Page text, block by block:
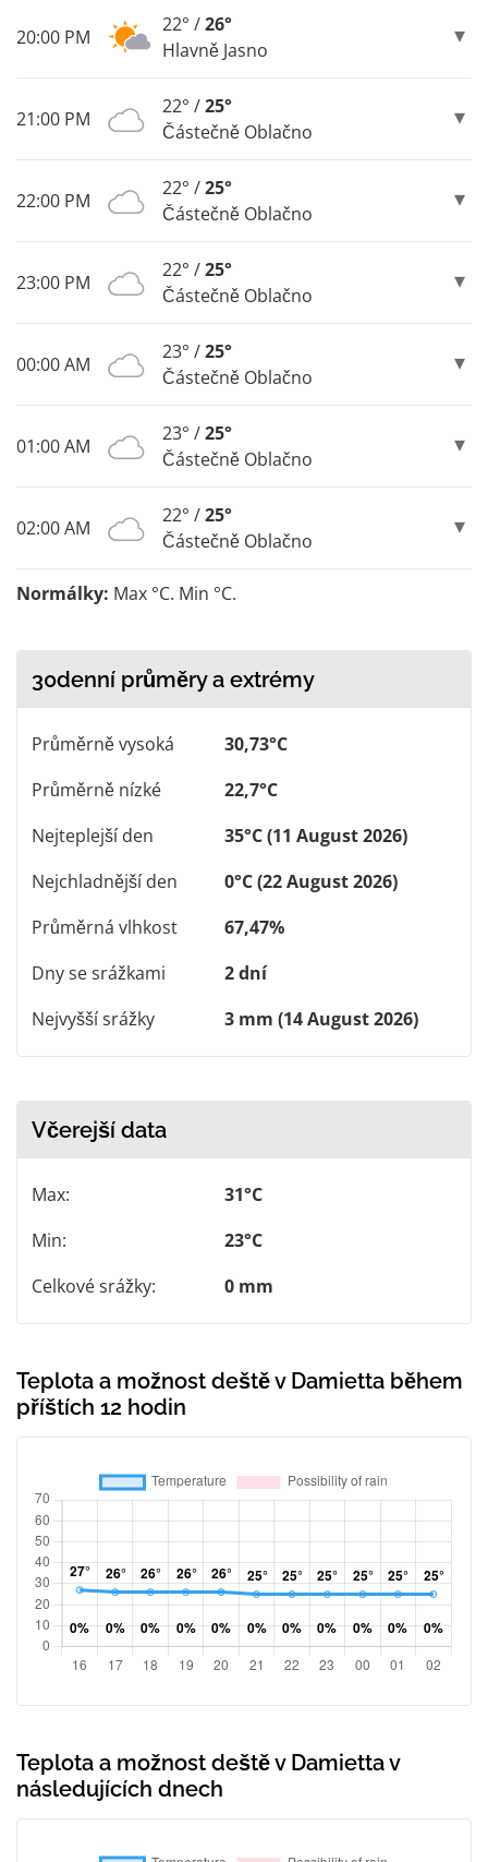
20:00 PM
22° /26°
Hlavně Jasno
21:00 PM
22° /25°
Částečně Oblačno
22:00 PM
22° /25°
Částečně Oblačno
23:00 PM
22° /25°
Částečně Oblačno
00:00 AM
23° /25°
Částečně Oblačno
01:00 AM
23° /25°
Částečně Oblačno
02:00 AM
22° /25°
Částečně Oblačno
Normálky: Max °C. Min °C.
30denní průměry a extrémy
Průměrně vysoká
30,73°C
Průměrně nízké
22,7°C
Nejteplejší den
35°C (11 August 2026)
Nejchladnější den
0°C (22 August 2026)
Průměrná vlhkost
67,47%
Dny se srážkami
2 dní
Nejvyšší srážky
3 mm (14 August 2026)
Včerejší data
Max:
31°C
Min:
23°C
Celkové srážky:
0 mm
Teplota a možnost deště v Damietta během
příštích 12 hodin
Teplota a možnost deště v Damietta v
následujících dnech